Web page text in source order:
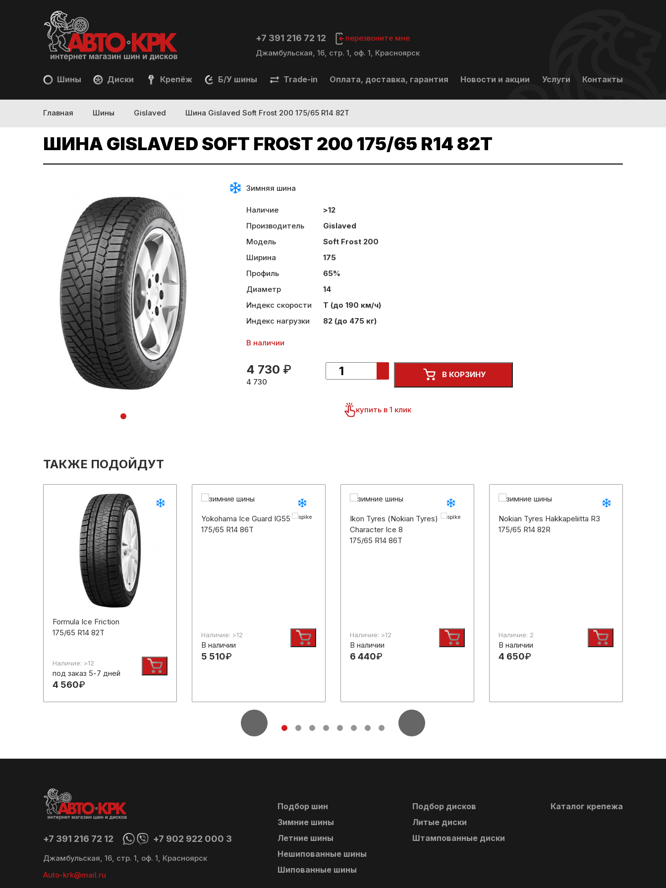
+7 391 216 72 12
перезвоните мне
Джамбульская, 16, стр. 1, оф. 1, Красноярск
Шины Диски Крепёж Б/У шины Trade-in Оплата, доставка, гарантия Новости и акции Услуги Контакты
Главная Шины Gislaved Шина Gislaved Soft Frost 200 175/65 R14 82T
ШИНА GISLAVED SOFT FROST 200 175/65 R14 82T
Зимняя шина
Наличие
>12
Производитель
Gislaved
Модель
Soft Frost 200
Ширина
175
Профиль
65%
Диаметр
14
Индекс скорости
T (до 190 км/ч)
Индекс нагрузки
82 (до 475 кг)
В наличии
4 730 ₽
4 730
В КОРЗИНУ
купить в 1 клик
ТАКЖЕ ПОДОЙДУТ
Formula Ice Friction
175/65 R14 82T
Наличие: >12
под заказ 5-7 дней
4 560₽
Yokohama Ice Guard IG55
175/65 R14 86T
Наличие: >12
В наличии
5 510₽
Ikon Tyres (Nokian Tyres)
Character Ice 8
175/65 R14 86T
Наличие: >12
В наличии
6 440₽
Nokian Tyres Hakkapeliitta R3
175/65 R14 82R
Наличие: 2
В наличии
4 650₽
+7 391 216 72 12 +7 902 922 000 3
Джамбульская, 16, стр. 1, оф. 1, Красноярск
Auto-krk@mail.ru
Подбор шин
Зимние шины
Летние шины
Нешипованные шины
Шипованные шины
Подбор дисков
Литые диски
Штампованные диски
Каталог крепежа